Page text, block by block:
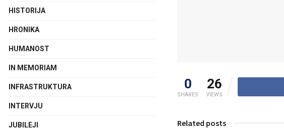
0
SHARES
26
VIEWS
Related posts
HISTORIJA
HRONIKA
HUMANOST
IN MEMORIAM
INFRASTRUKTURA
INTERVJU
JUBILEJI